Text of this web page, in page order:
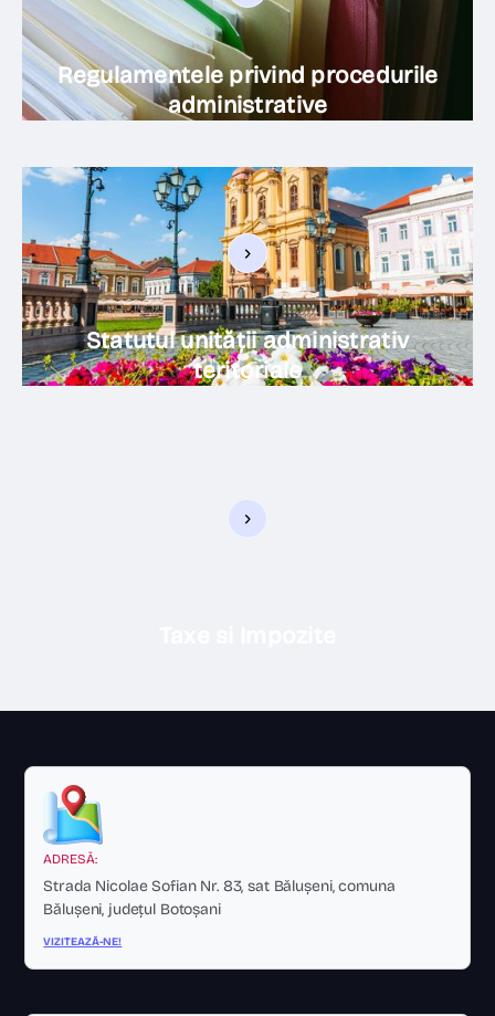
Regulamentele privind procedurile
administrative
Statutul unității administrativ
teritoriale
ADRESĂ:
Strada Nicolae Sofian Nr. 83, sat Bălușeni, comuna
Bălușeni, județul Botoșani
VIZITEAZĂ-NE!